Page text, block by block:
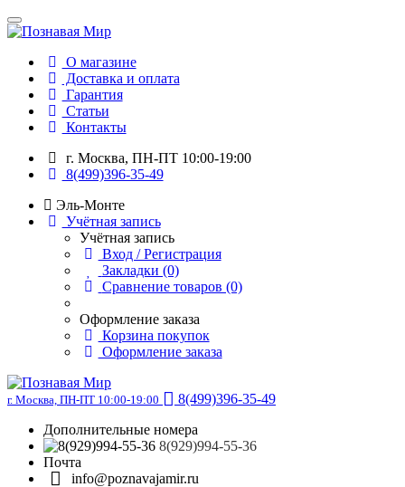
О магазине
Доставка и оплата
Гарантия
Статьи
Контакты
г. Москва, ПН-ПТ 10:00-19:00
8(499)396-35-49
Эль-Монте
Учётная запись
Учётная запись
Вход / Регистрация
Закладки (0)
Сравнение товаров (0)
Оформление заказа
Корзина покупок
Оформление заказа
г. Москва, ПН-ПТ 10:00-19:00
8(499)396-35-49
Дополнительные номера
8(929)994-55-36
Почта
info@poznavajamir.ru